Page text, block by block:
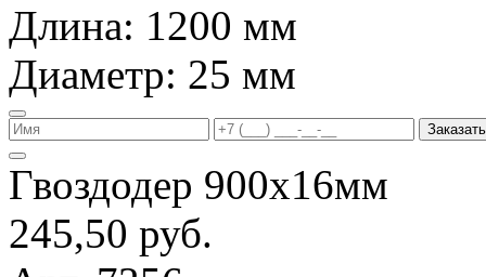
Длина: 1200 мм
Диаметр: 25 мм
Заказать
Гвоздодер 900х16мм
245,50 руб.